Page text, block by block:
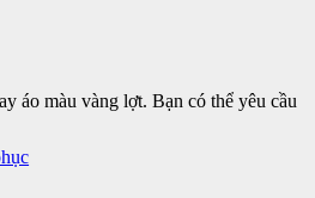
áo màu vàng lợt. Bạn có thể yêu cầu